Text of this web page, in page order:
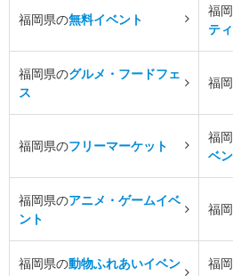
福岡県の無料イベント
福
テ
福岡県のグルメ・フードフェ
ス
福
福岡県のフリーマーケット
福
ベ
福岡県のアニメ・ゲームイベ
ント
福
福岡県の動物ふれあいイベン
福